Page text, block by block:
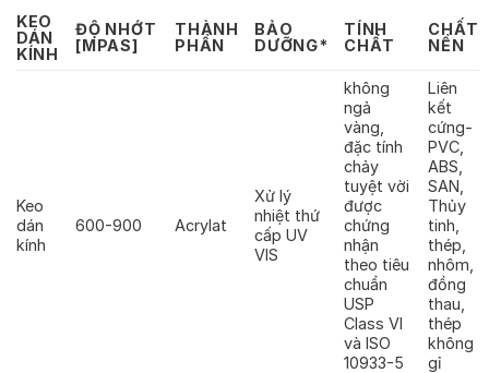
KEO
DÁN
KÍNH
ĐỘ NHỚT
[MPAS]
THÀNH
PHẦN
BẢO
DƯỠNG*
TÍNH
CHẤT
CHẤT
NỀN
Keo
dán
kính
600-900 Acrylat
Xử lý
nhiệt thứ
cấp UV
VIS
không
ngả
vàng,
đặc tính
chảy
tuyệt vời
được
chứng
nhận
theo tiêu
chuẩn
USP
Class VI
và ISO
10933-5
Liên
kết
cứng-
PVC,
ABS,
SAN,
Thủy
tinh,
thép,
nhôm,
đồng
thau,
thép
không
gỉ